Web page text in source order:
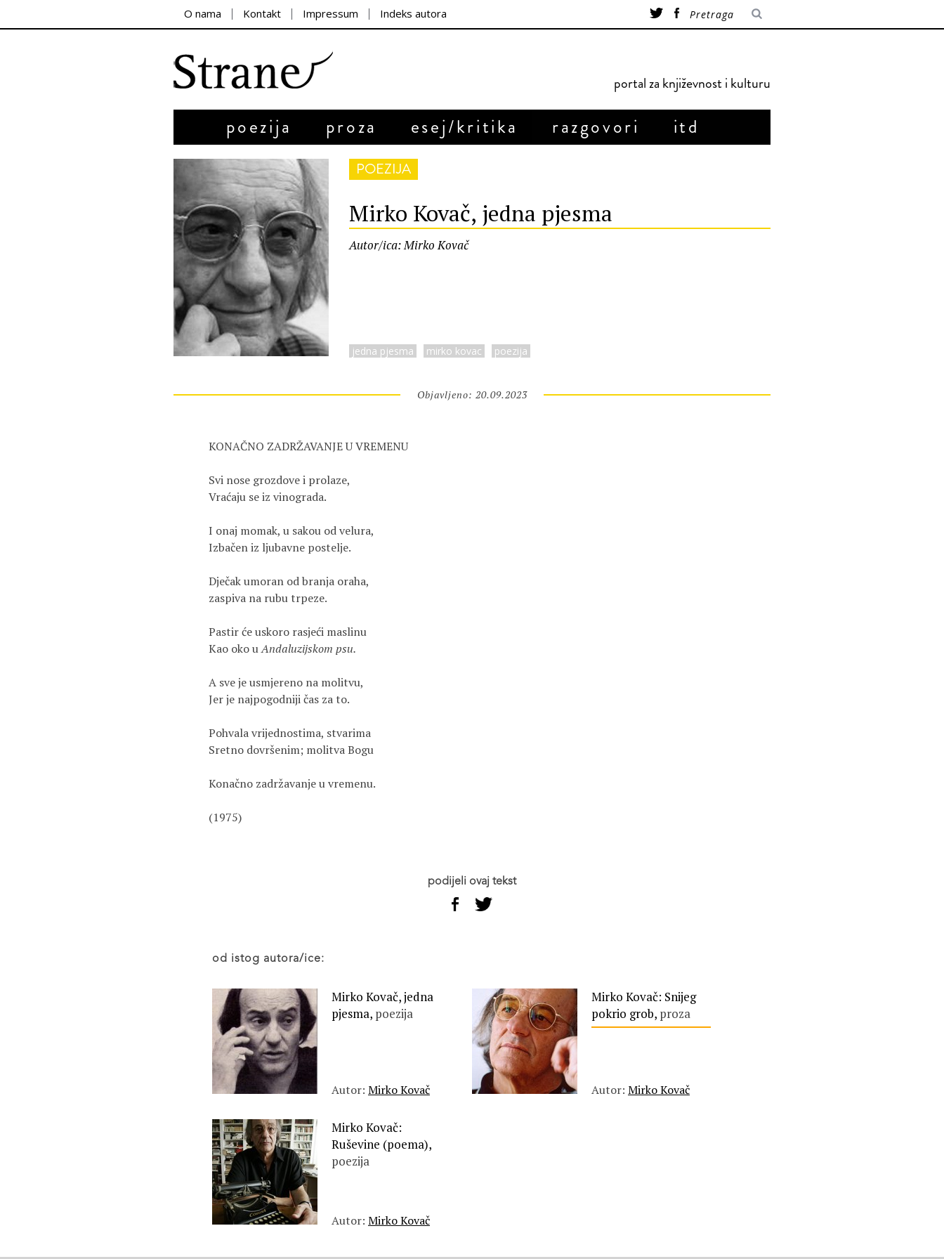
O nama Kontakt Impressum Indeks autora
portal za književnost i kulturu
poezija proza esej/kritika razgovori itd
POEZIJA
Mirko Kovač, jedna pjesma
Autor/ica: Mirko Kovač
jedna pjesma mirko kovac poezija
Objavljeno: 20.09.2023
KONAČNO ZADRŽAVANJE U VREMENU
Svi nose grozdove i prolaze,
Vraćaju se iz vinograda.
I onaj momak, u sakou od velura,
Izbačen iz ljubavne postelje.
Dječak umoran od branja oraha,
zaspiva na rubu trpeze.
Pastir će uskoro rasjeći maslinu
Kao oko u Andaluzijskom psu.
A sve je usmjereno na molitvu,
Jer je najpogodniji čas za to.
Pohvala vrijednostima, stvarima
Sretno dovršenim; molitva Bogu
Konačno zadržavanje u vremenu.
(1975)
podijeli ovaj tekst
od istog autora/ice:
Mirko Kovač, jedna
pjesma, poezija
Autor: Mirko Kovač
Mirko Kovač: Snijeg
pokrio grob, proza
Autor: Mirko Kovač
Mirko Kovač:
Ruševine (poema),
poezija
Autor: Mirko Kovač